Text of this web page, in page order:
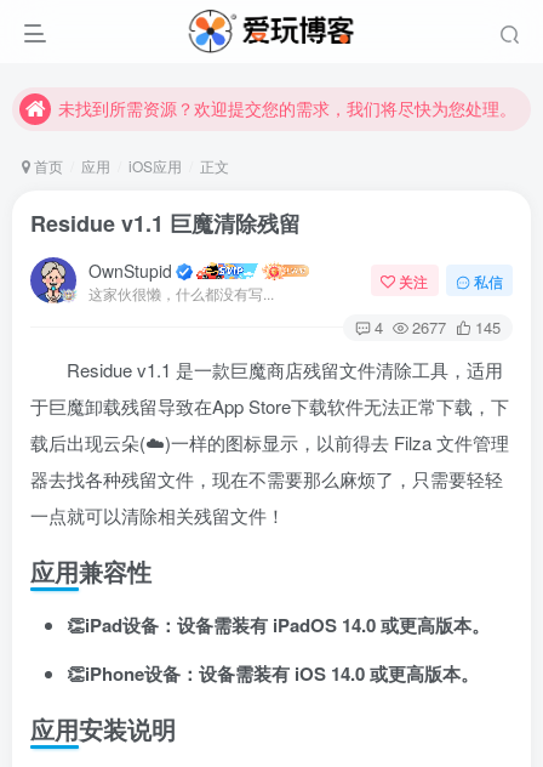
苹果手机用户没有巨魔商店的点击此处获取保姆级安装教程
苹果手机用户没有巨魔商店的点击此处获取保姆级安装教程
首页 应用 iOS应用 正文
Residue v1.1 巨魔清除残留
OwnStupid
这家伙很懒，什么都没有写...
关注 私信
4 2677 145
Residue v1.1 是一款巨魔商店残留文件清除工具，适用
于巨魔卸载残留导致在App Store下载软件无法正常下载，下
载后出现云朵(☁️)一样的图标显示，以前得去 Filza 文件管理
器去找各种残留文件，现在不需要那么麻烦了，只需要轻轻
一点就可以清除相关残留文件！
应用兼容性
👏iPad设备：设备需装有 iPadOS 14.0 或更高版本。
👏iPhone设备：设备需装有 iOS 14.0 或更高版本。
应用安装说明
扫码登录
使用其它方式登录或注册